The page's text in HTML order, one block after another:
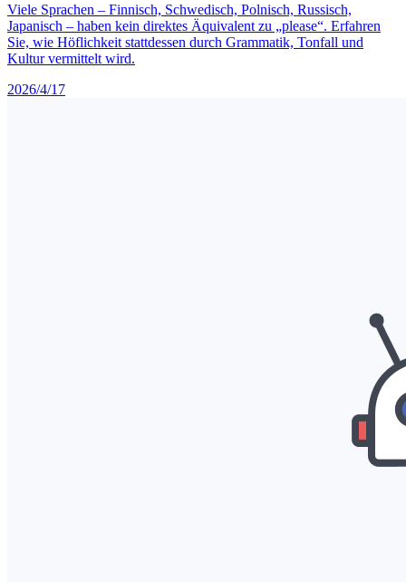
Viele Sprachen – Finnisch, Schwedisch, Polnisch, Russisch,
Japanisch – haben kein direktes Äquivalent zu „please“. Erfahren
Sie, wie Höflichkeit stattdessen durch Grammatik, Tonfall und
Kultur vermittelt wird.
2026/4/17